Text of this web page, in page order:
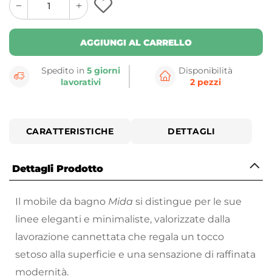
quantity
button
quantity
minus
button
AGGIUNGI AL CARRELLO
Spedito in5 giorni
lavorativi
Disponibilità
2 pezzi
CARATTERISTICHE DETTAGLI
Dettagli Prodotto
Il mobile da bagno Mida si distingue per le sue
linee eleganti e minimaliste, valorizzate dalla
lavorazione cannettata che regala un tocco
setoso alla superficie e una sensazione di raffinata
modernità.